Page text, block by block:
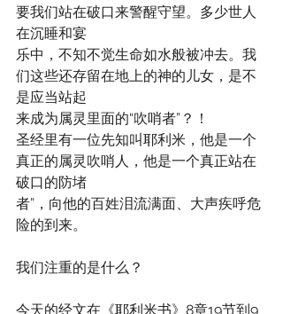
要我们站在破口来警醒守望。多少世人
在沉睡和宴
乐中，不知不觉生命如水般被冲去。我
们这些还存留在地上的神的儿女，是不
是应当站起
来成为属灵里面的“吹哨者”？！
圣经里有一位先知叫耶利米，他是一个
真正的属灵吹哨人，他是一个真正站在
破口的防堵
者”，向他的百姓泪流满面、大声疾呼危
险的到来。
我们注重的是什么？
今天的经文在《耶利米书》8章19节到9